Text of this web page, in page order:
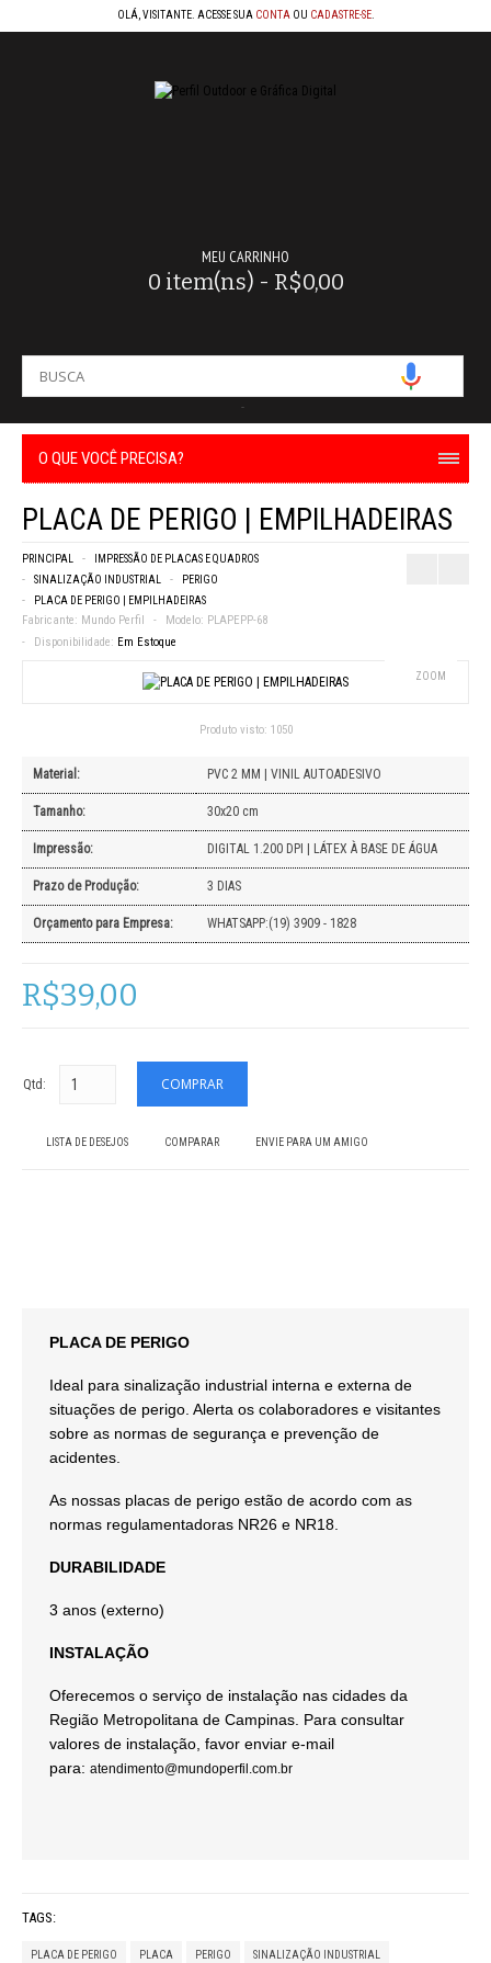
OLÁ, VISITANTE. ACESSE SUA CONTA OU CADASTRE-SE.
MEU CARRINHO
0 item(ns) - R$0,00
-
O QUE VOCÊ PRECISA?
PLACA DE PERIGO | EMPILHADEIRAS
PRINCIPAL
IMPRESSÃO DE PLACAS E QUADROS
SINALIZAÇÃO INDUSTRIAL
PERIGO
PLACA DE PERIGO | EMPILHADEIRAS
Fabricante: Mundo Perfil Modelo: PLAPEPP-68
Disponibilidade: Em Estoque
ZOOM
Produto visto: 1050
Material: PVC 2 MM | VINIL AUTOADESIVO
Tamanho: 30x20 cm
Impressão: DIGITAL 1.200 DPI | LÁTEX À BASE DE ÁGUA
Prazo de Produção: 3 DIAS
Orçamento para Empresa: WHATSAPP:(19) 3909 - 1828
R$39,00
Qtd:
LISTA DE DESEJOS COMPARAR ENVIE PARA UM AMIGO
PLACA DE PERIGO
Ideal para sinalização industrial interna e externa de
situações de perigo. Alerta os colaboradores e visitantes
sobre as normas de segurança e prevenção de
acidentes.
As nossas placas de perigo estão de acordo com as
normas regulamentadoras NR26 e NR18.
DURABILIDADE
3 anos (externo)
INSTALAÇÃO
Oferecemos o serviço de instalação nas cidades da
Região Metropolitana de Campinas. Para consultar
valores de instalação, favor enviar e-mail
para: atendimento@mundoperfil.com.br
TAGS:
PLACA DE PERIGO PLACA PERIGO SINALIZAÇÃO INDUSTRIAL